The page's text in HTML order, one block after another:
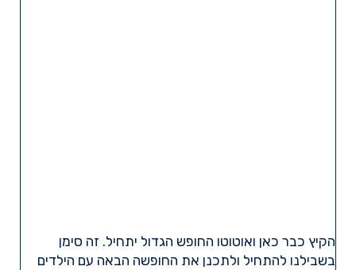
הקיץ כבר כאן ואוטוטו החופש הגדול יתחיל. זה סימן
בשבילנו להתחיל ולתכנן את החופשה הבאה עם הילדים